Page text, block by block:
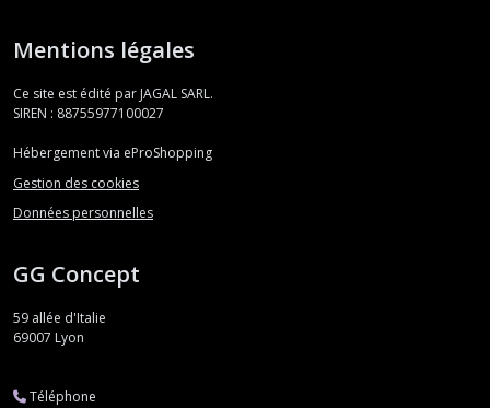
Mentions légales
Ce site est édité par JAGAL SARL.
SIREN : 88755977100027
Hébergement via eProShopping
Gestion des cookies
Données personnelles
GG Concept
59 allée d'Italie
69007 Lyon
Téléphone